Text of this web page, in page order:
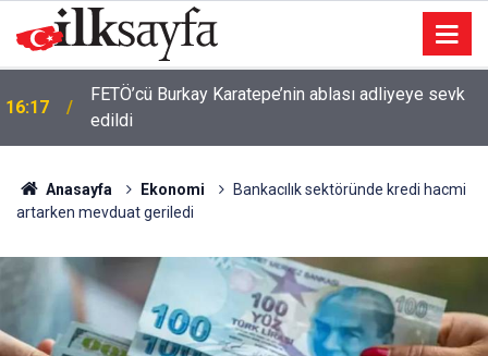
16:17
FETÖ’cü Burkay Karatepe’nin ablası adliyeye sevk
edildi
Anasayfa Ekonomi
Bankacılık sektöründe kredi hacmi
artarken mevduat geriledi